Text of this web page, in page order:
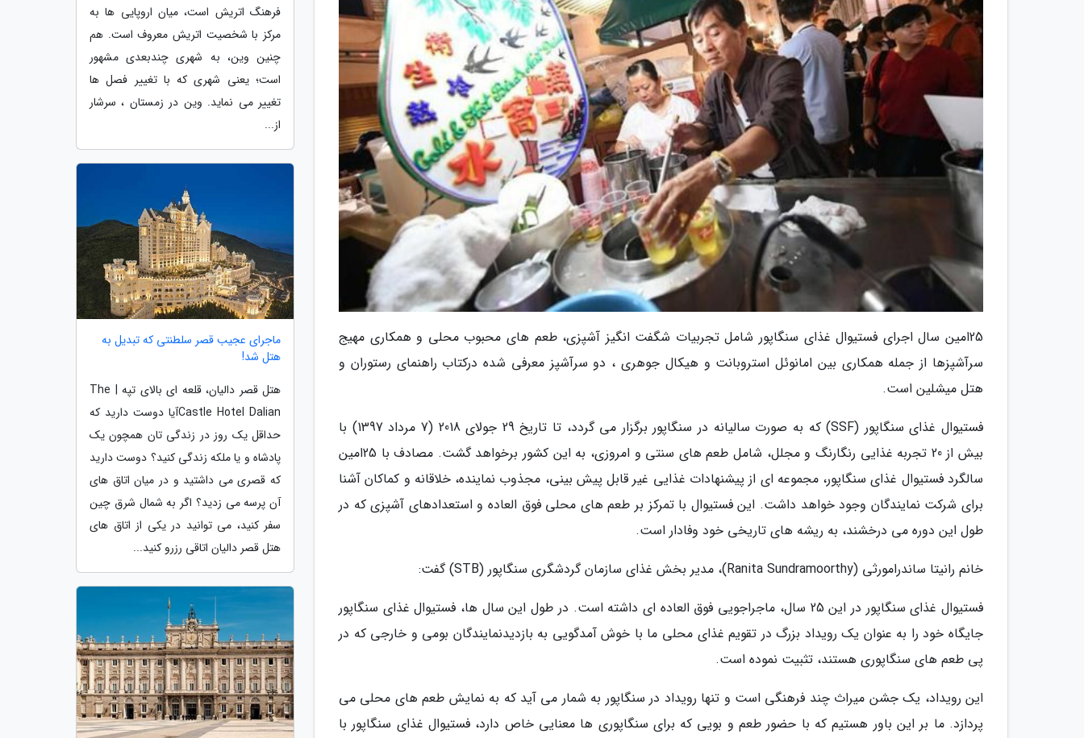
25امین سال اجرای فستیوال غذای سنگاپور شامل تجربیات شگفت انگیز آشپزی، طعم های محبوب محلی و همکاری مهیج
سرآشپزها از جمله همکاری بین امانوئل استروبانت و هیکال جوهری ، دو سرآشپز معرفی شده درکتاب راهنمای رستوران و
هتل میشلین است.
فستیوال غذای سنگاپور (SSF) که به صورت سالیانه در سنگاپور برگزار می گردد، تا تاریخ 29 جولای 2018 (7 مرداد 1397) با
بیش از 20 تجربه غذایی رنگارنگ و مجلل، شامل طعم های سنتی و امروزی، به این کشور برخواهد گشت. مصادف با 25امین
سالگرد فستیوال غذای سنگاپور، مجموعه ای از پیشنهادات غذایی غیر قابل پیش بینی، مجذوب نماینده، خلاقانه و کماکان آشنا
برای شرکت نمایندگان وجود خواهد داشت. این فستیوال با تمرکز بر طعم های محلی فوق العاده و استعدادهای آشپزی که در
طول این دوره می درخشند، به ریشه های تاریخی خود وفادار است.
خانم رانیتا ساندرامورثی (Ranita Sundramoorthy)، مدیر بخش غذای سازمان گردشگری سنگاپور (STB) گفت:
فستیوال غذای سنگاپور در این 25 سال، ماجراجویی فوق العاده ای داشته است. در طول این سال ها، فستیوال غذای سنگاپور
جایگاه خود را به عنوان یک رویداد بزرگ در تقویم غذای محلی ما با خوش آمدگویی به بازدیدنمایندگان بومی و خارجی که در
پی طعم های سنگاپوری هستند، تثبیت نموده است.
این رویداد، یک جشن میراث چند فرهنگی است و تنها رویداد در سنگاپور به شمار می آید که به نمایش طعم های محلی می
پردازد. ما بر این باور هستیم که با حضور طعم و بویی که برای سنگاپوری ها معنایی خاص دارد، فستیوال غذای سنگاپور با
فرهنگ اتریش است، میان اروپایی ها به
مرکز با شخصیت اتریش معروف است. هم
چنین وین، به شهری چندبعدی مشهور
است؛ یعنی شهری که با تغییر فصل ها
تغییر می نماید. وین در زمستان ، سرشار
از...
ماجرای عجیب قصر سلطنتی که تبدیل به
هتل شد!
هتل قصر دالیان، قلعه ای بالای تپه | The
Castle Hotel Dalianآیا دوست دارید که
حداقل یک روز در زندگی تان همچون یک
پادشاه و یا ملکه زندگی کنید؟ دوست دارید
که قصری می داشتید و در میان اتاق های
آن پرسه می زدید؟ اگر به شمال شرق چین
سفر کنید، می توانید در یکی از اتاق های
هتل قصر دالیان اتاقی رزرو کنید...